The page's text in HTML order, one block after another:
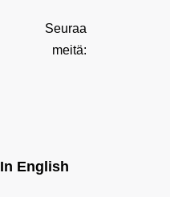
Seuraa
meitä:
In English